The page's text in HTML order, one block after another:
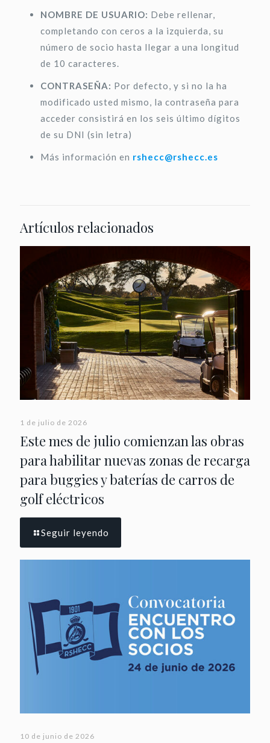
NOMBRE DE USUARIO: Debe rellenar,
completando con ceros a la izquierda, su
número de socio hasta llegar a una longitud
de 10 caracteres.
CONTRASEÑA: Por defecto, y si no la ha
modificado usted mismo, la contraseña para
acceder consistirá en los seis último dígitos
de su DNI (sin letra)
Más información en rshecc@rshecc.es
Artículos relacionados
1 de julio de 2026
Este mes de julio comienzan las obras
para habilitar nuevas zonas de recarga
para buggies y baterías de carros de
golf eléctricos
Seguir leyendo
10 de junio de 2026